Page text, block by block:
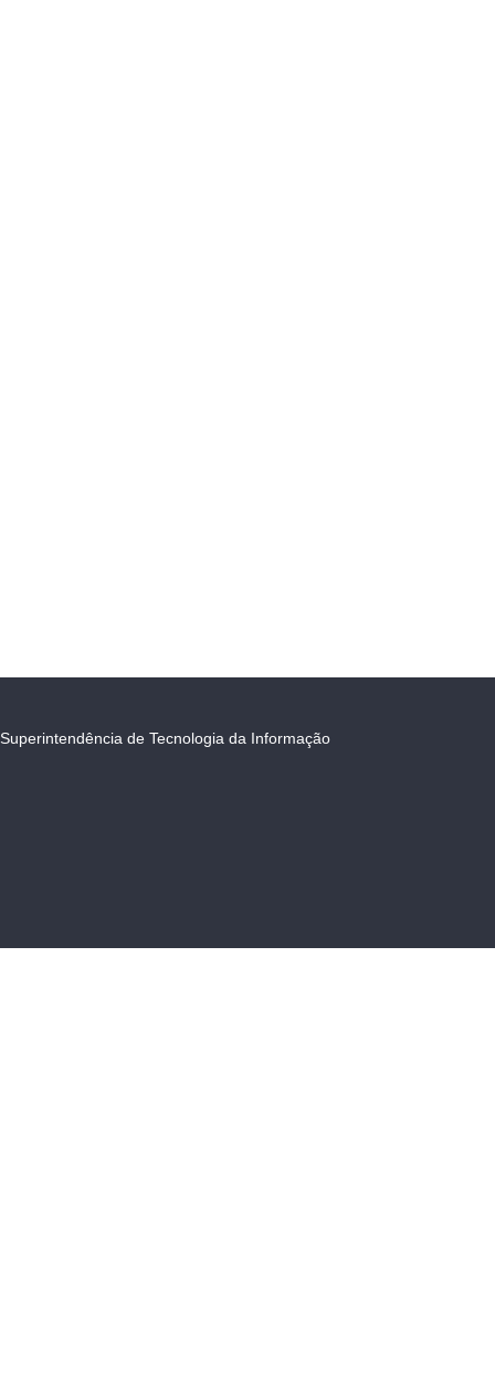
Superintendência de Tecnologia da Informação